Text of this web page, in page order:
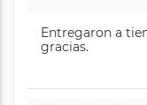
Entregaron a
gracias.